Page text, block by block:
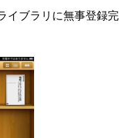
イブラリに無事登録完